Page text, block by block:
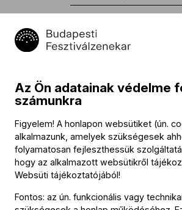
Bálunk programjából:
- A BFZ Big Bandje
- Jótékonysági aukció kortárs
exkluzív élményekkel
- Swing és más táncok
- Pezsgőbár – a Varros & Co.
jóvoltából
Az Ön adatainak védelme
számunkra
Figyelem! A honlapon websütiket (ún.
alkalmazunk, amelyek szükségesek
folyamatosan fejleszthessük
hogy az alkalmazott websütikről
Websüti tájékoztatójából!
Fontos: az ún. funkcionális vagy